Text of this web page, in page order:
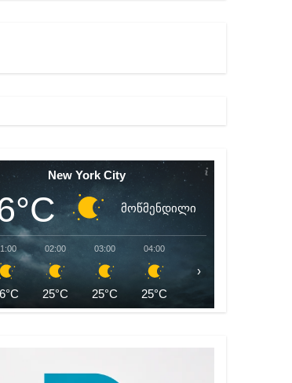
მივიდეთ – ირმა ინაშვილი
ითვალისწინებს
New York City
მოწმენდილი
02:00
25°C
03:00
25°C
04:00
25°C
›